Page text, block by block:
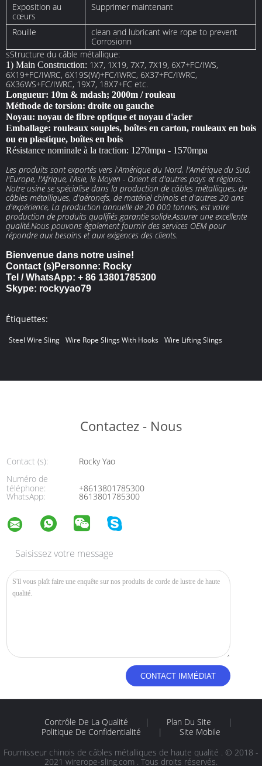
Exposition au
cœurs
Supprimer maintenant
Rouille
clean and lubricant wire rope to prevent
Corrosionn
sStructure du câble métallique:
1) Main Construction: 1X7, 1X19, 7X7, 7X19, 6X7+FC/IWS,
6X19+FC/IWRC, 6X19S(W)+FC/IWRC, 6X37+FC/IWRC,
6X36WS+FC/IWRC, 19X7, 18X7+FC etc.
Longueur: 10m & mdash; 2000m / rouleau
Méthode de torsion: droite ou gauche
Noyau: noyau de fibre optique et noyau d'acier
Emballage: rouleaux souples, boîtes en carton, rouleaux en bois
ou en plastique, boîtes en bois
Résistance nominale à la traction: 1270mpa - 1570mpa
Les produits sont exportés vers l'Amérique du Nord, l'Amérique du Sud,
l'Europe, l'Afrique, l'Asie, le Moyen - Orient et d'autres pays et régions.
Notre usine se spécialise dans la production de câbles métalliques, de
câbles métalliques, d'aéronefs, de matériel chinois et d'autres 20 ans
d'expérience, La production annuelle de 20 000 tonnes, est votre
production de produits qualifiés garantie solide.Assurer une excellente
qualité.Nous pouvons également fournir des services OEM pour
répondre aux besoins et aux exigences des clients.
Bienvenue dans notre usine!
Contact (s)Personne: Rocky
Tel / WhatsApp: + 86 13801785300
Skype: rockyyao79
Étiquettes:
Steel Wire Sling Wire Rope Slings With Hooks Wire Lifting Slings
Contactez - Nous
Contact (s):
Rocky Yao
Numéro de
téléphone:
+8613801785300
WhatsApp: 8613801785300
Saisissez votre message
Contrôle De La Qualité | Plan Du Site
|
Politique De Confidentialité
|
Site Mobile
Fournisseur chinois de câbles métalliques de haute qualité . © 2018 -
2021 wirerope-sling.com . Tous droits réservés.